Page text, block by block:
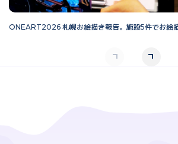
ONEART2026 札幌お絵描き報告。施設5件でお絵